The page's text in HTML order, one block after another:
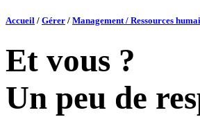
Accueil / Gérer / Management / Ressources
Et vous ?
Un peu de